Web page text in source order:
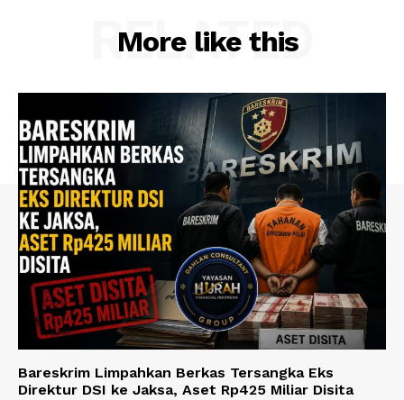
More like this
RELATED
Bareskrim Limpahkan Berkas Tersangka Eks
Direktur DSI ke Jaksa, Aset Rp425 Miliar Disita